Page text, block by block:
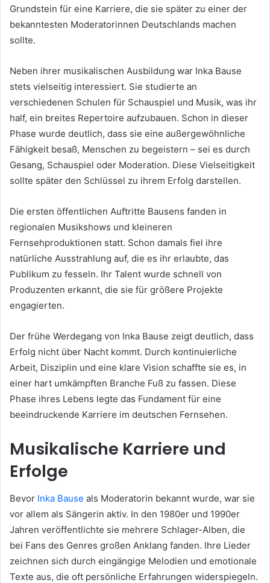
Grundstein für eine Karriere, die sie später zu einer der
bekanntesten Moderatorinnen Deutschlands machen
sollte.
Neben ihrer musikalischen Ausbildung war Inka Bause
stets vielseitig interessiert. Sie studierte an
verschiedenen Schulen für Schauspiel und Musik, was ihr
half, ein breites Repertoire aufzubauen. Schon in dieser
Phase wurde deutlich, dass sie eine außergewöhnliche
Fähigkeit besaß, Menschen zu begeistern – sei es durch
Gesang, Schauspiel oder Moderation. Diese Vielseitigkeit
sollte später den Schlüssel zu ihrem Erfolg darstellen.
Die ersten öffentlichen Auftritte Bausens fanden in
regionalen Musikshows und kleineren
Fernsehproduktionen statt. Schon damals fiel ihre
natürliche Ausstrahlung auf, die es ihr erlaubte, das
Publikum zu fesseln. Ihr Talent wurde schnell von
Produzenten erkannt, die sie für größere Projekte
engagierten.
Der frühe Werdegang von Inka Bause zeigt deutlich, dass
Erfolg nicht über Nacht kommt. Durch kontinuierliche
Arbeit, Disziplin und eine klare Vision schaffte sie es, in
einer hart umkämpften Branche Fuß zu fassen. Diese
Phase ihres Lebens legte das Fundament für eine
beeindruckende Karriere im deutschen Fernsehen.
Musikalische Karriere und
Erfolge
Bevor Inka Bause als Moderatorin bekannt wurde, war sie
vor allem als Sängerin aktiv. In den 1980er und 1990er
Jahren veröffentlichte sie mehrere Schlager-Alben, die
bei Fans des Genres großen Anklang fanden. Ihre Lieder
zeichnen sich durch eingängige Melodien und emotionale
Texte aus, die oft persönliche Erfahrungen widerspiegeln.